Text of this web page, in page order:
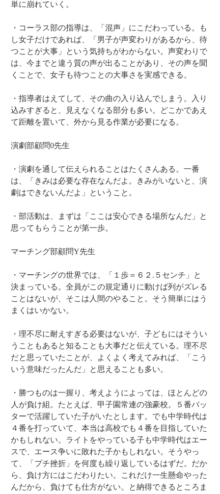
単に崩れていく。
・コーラス部の指導は、「混声」にこだわっている。も
し女子だけであれば、「男子が声変わりがあるから、待
つことが大事」という気持ちがわからない。声変わりで
は、今までと違う質の声が出ることがあり、その声を聞
くことで、女子も待つことの大事さを実感できる。
・指導者はえてして、その曲の入り込んでしまう。入り
込みすぎると、見えなくなる部分も多い。どこかであえ
て距離を置いて、外から見る作業が必要になる。
演劇部顧問0先生
・演劇を通して伝えられることはたくさんある。一番
は、「きみは必要な存在なんだよ。きみがいないと、演
劇はできないんだよ」ということ。
・部活動は、まずは「ここは安心できる場所なんだ」と
思ってもらうことが第一歩。
マーチング部顧問Y先生
・マーチングの世界では、「１歩＝６２.５センチ」と
決まっている。全員がこの規定通りに動けば列がズレる
ことはないが、そこは人間のやること。そう簡単にはう
まくはいかない。
・理不尽に耐えすぎる必要はないが、子どもにはそうい
うこともあると知ることも大事だと伝えている。理不尽
だと思っていたことが、よくよく考えてみれば、「こう
いう意味だったんだ」と思えることも多い。
・勝つものは一握り、考えようによっては、ほとんどの
人が負け組。たとえば、甲子園常連の強豪校。５番バッ
ターで活躍していた子がいたとします。でも中学時代は
４番を打っていて、本当は高校でも４番を目指していた
かもしれない。ライトをやっている子も中学時代はエー
スで、エース争いに敗れた子かもしれない。そうやっ
て、「プチ挫折」を何度も繰り返しているはずだ。だか
ら、負け方にはこだわりたい。これだけ一生懸命やった
んだから、負けても仕方がない。と納得できるところま